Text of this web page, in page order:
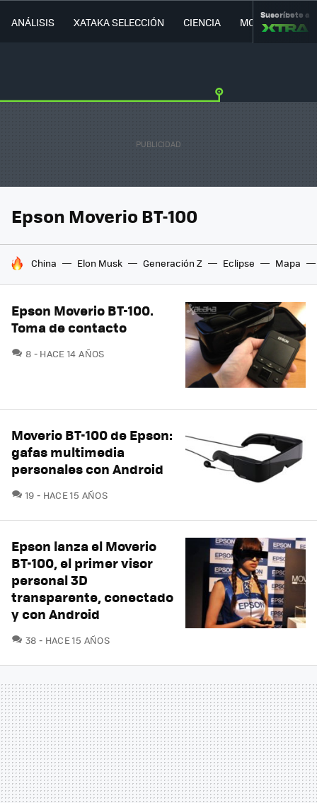
ANÁLISIS XATAKA SELECCIÓN CIENCIA MOVILIDAD
Suscríbete a
Epson Moverio BT-100
HOY SE HABLA DE
China Elon Musk Generación Z Eclipse Mapa
Epson Moverio BT-100.
Toma de contacto
8 COMENTARIOS
HACE 14 AÑOS
Moverio BT-100 de Epson:
gafas multimedia
personales con Android
19 COMENTARIOS
HACE 15 AÑOS
Epson lanza el Moverio
BT-100, el primer visor
personal 3D
transparente, conectado
y con Android
38 COMENTARIOS
HACE 15 AÑOS